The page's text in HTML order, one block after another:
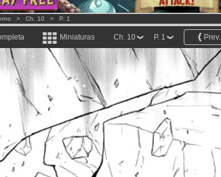
> Ch. 10 > P. 1
Miniaturas Prev.
P. 1
Ch. 10